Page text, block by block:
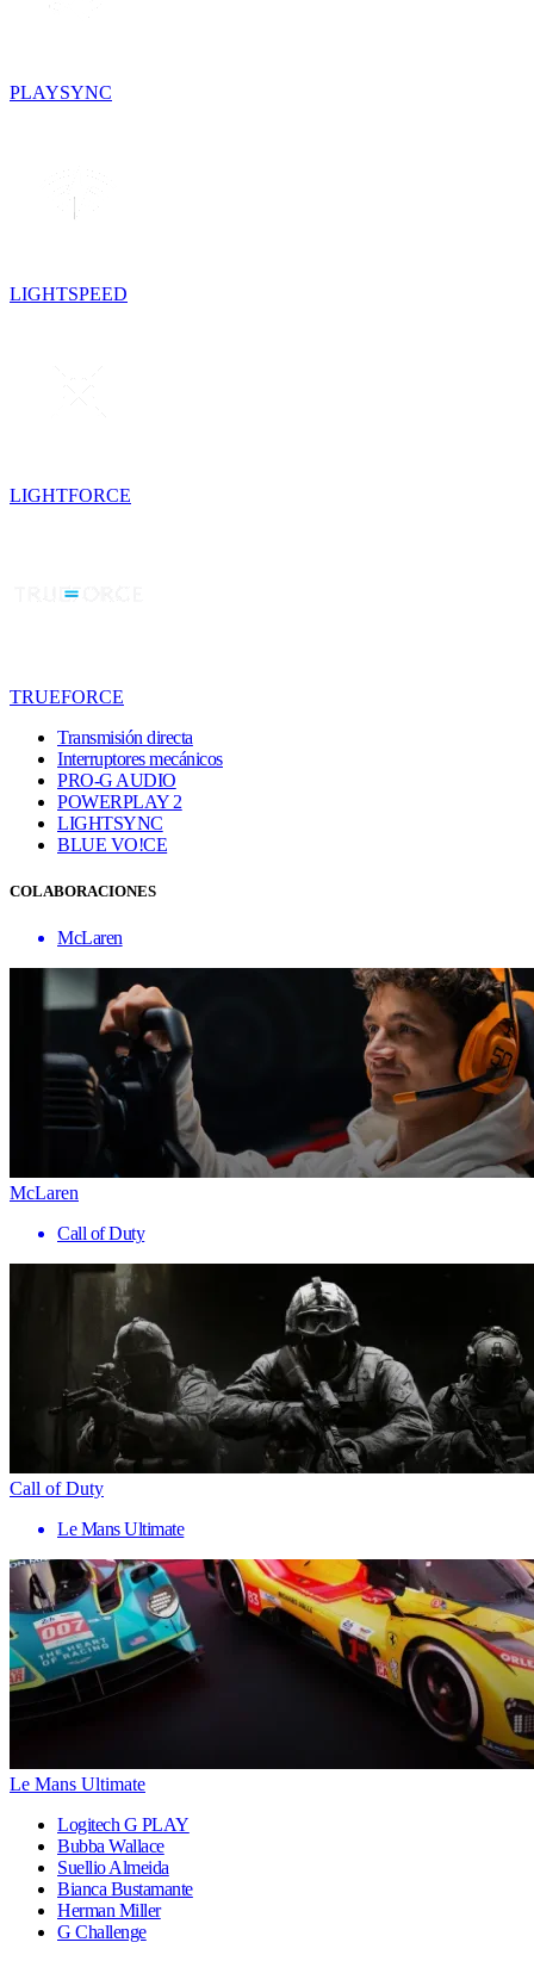
PLAYSYNC
LIGHTSPEED
LIGHTFORCE
TRUEFORCE
Transmisión directa
Interruptores mecánicos
PRO-G AUDIO
POWERPLAY 2
LIGHTSYNC
BLUE VO!CE
COLABORACIONES
McLaren
McLaren
Call of Duty
Call of Duty
Le Mans Ultimate
Le Mans Ultimate
Logitech G PLAY
Bubba Wallace
Suellio Almeida
Bianca Bustamante
Herman Miller
G Challenge